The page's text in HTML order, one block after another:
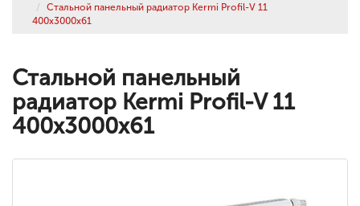
Стальной панельный радиатор Kermi Profil-V 11
400x3000x61
Стальной панельный
радиатор Kermi Profil-V 11
400x3000x61